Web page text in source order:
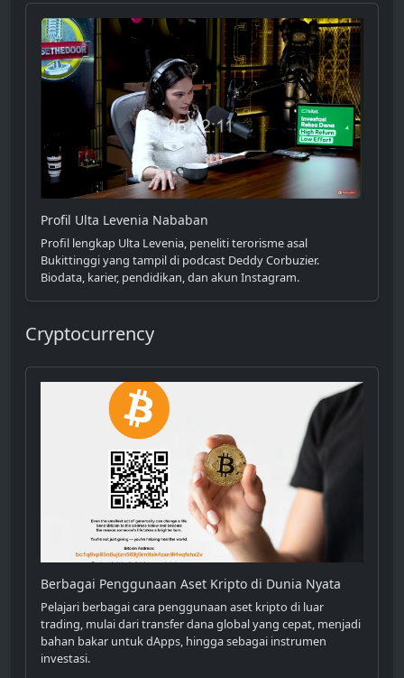
Profil Ulta Levenia Nababan
Profil lengkap Ulta Levenia, peneliti terorisme asal
Bukittinggi yang tampil di podcast Deddy Corbuzier.
Biodata, karier, pendidikan, dan akun Instagram.
Cryptocurrency
Berbagai Penggunaan Aset Kripto di Dunia Nyata
Pelajari berbagai cara penggunaan aset kripto di luar
trading, mulai dari transfer dana global yang cepat, menjadi
bahan bakar untuk dApps, hingga sebagai instrumen
investasi.